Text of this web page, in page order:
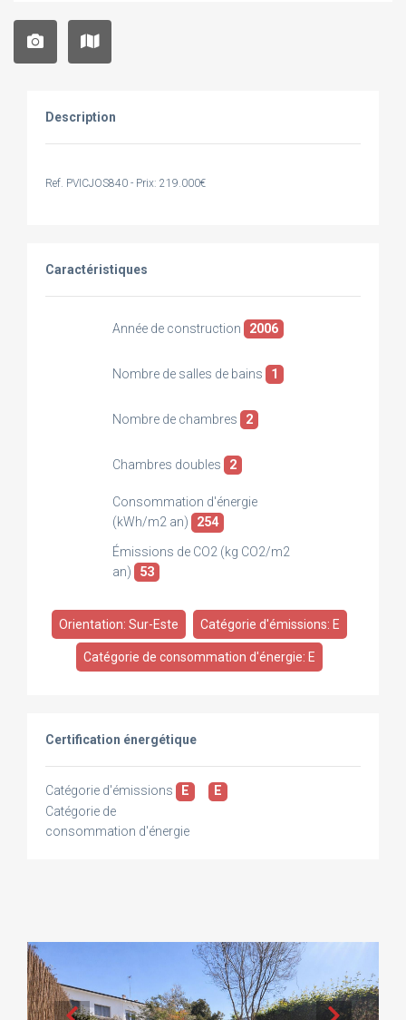
Description
Ref. PVICJOS840 - Prix: 219.000€
Caractéristiques
Année de construction 2006
Nombre de salles de bains 1
Nombre de chambres 2
Chambres doubles 2
Consommation d'énergie
(kWh/m2 an)
254
Émissions de CO2 (kg CO2/m2
an)
53
Orientation: Sur-Este Catégorie d'émissions: E
Catégorie de consommation d'énergie: E
Certification énergétique
Catégorie d'émissions E
Catégorie de
consommation d'énergie
E